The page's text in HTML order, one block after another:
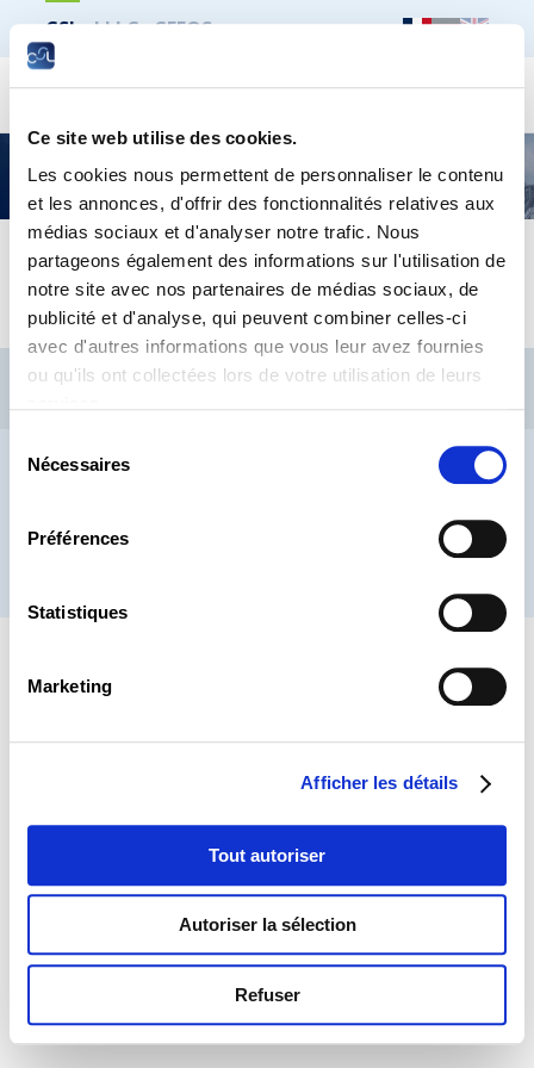
Ce site web utilise des cookies.
Les cookies nous permettent de personnaliser le contenu
et les annonces, d'offrir des fonctionnalités relatives aux
médias sociaux et d'analyser notre trafic. Nous
partageons également des informations sur l'utilisation de
notre site avec nos partenaires de médias sociaux, de
publicité et d'analyse, qui peuvent combiner celles-ci
avec d'autres informations que vous leur avez fournies
ou qu'ils ont collectées lors de votre utilisation de leurs
Nécessaires
Préférences
Statistiques
Marketing
Afficher les détails
Tout autoriser
Autoriser la sélection
Refuser
CSL LLLC CEFOS
Séminaires – Programme 2024
Séminaires Programme 2024 CSL-LLLC
CSL LLLC
CEFOS
Mention légale Lanceurs d’alerte